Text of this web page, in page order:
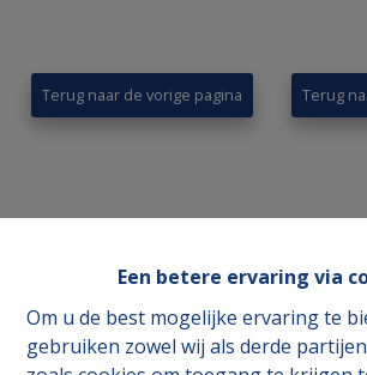
Een betere ervaring via
Om u de best mogelijke ervaring te
gebruiken zowel wij als derde
Terug naar de vorige pagina Terug